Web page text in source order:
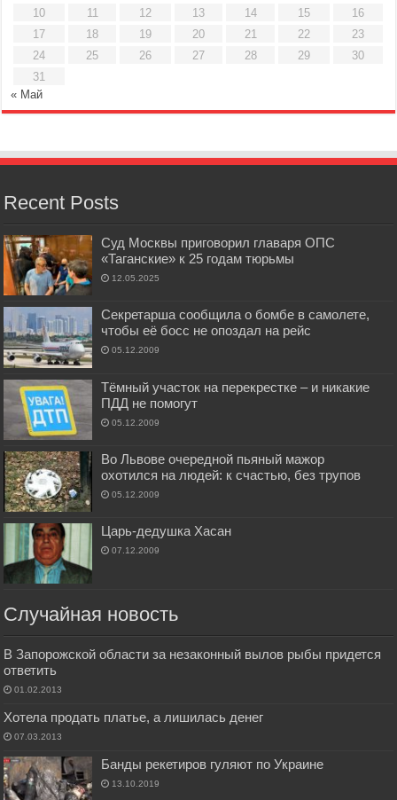
10
11 12 13 14 15
16
17
18 19 20 21 22
23
24
25 26 27 28 29
30
31
« Май
Recent Posts
Суд Москвы приговорил главаря ОПС
«Таганские» к 25 годам тюрьмы
12.05.2025
Секретарша сообщила о бомбе в самолете,
чтобы её босс не опоздал на рейс
05.12.2009
Тёмный участок на перекрестке – и никакие
ПДД не помогут
05.12.2009
Во Львове очередной пьяный мажор
охотился на людей: к счастью, без трупов
05.12.2009
Царь-дедушка Хасан
07.12.2009
Случайная новость
В Запорожской области за незаконный вылов рыбы придется
ответить
01.02.2013
Хотела продать платье, а лишилась денег
07.03.2013
Банды рекетиров гуляют по Украине
13.10.2019